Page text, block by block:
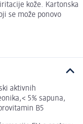
kože. Kartonska
se može ponovo
aktivnih
5% sapuna,
B5